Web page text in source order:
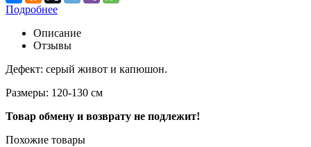
Подробнее
Описание
Отзывы
Дефект: серый живот и капюшон.
Размеры: 120-130 см
Товар обмену и возврату не подлежит!
Похожие товары